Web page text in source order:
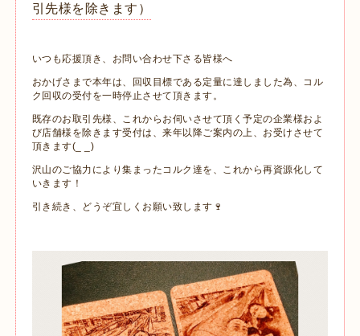
引先様を除きます）
いつも応援頂き、お問い合わせ下さる皆様へ
おかげさまで本年は、回収目標である定量に達しました為、コル
ク回収の受付を一時停止させて頂きます。
既存のお取引先様、これからお伺いさせて頂く予定の企業様およ
び店舗様を除きます受付は、来年以降ご案内の上、お受けさせて
頂きます(_ _)
沢山のご協力により集まったコルク達を、これから再資源化して
いきます！
引き続き、どうぞ宜しくお願い致します🍷